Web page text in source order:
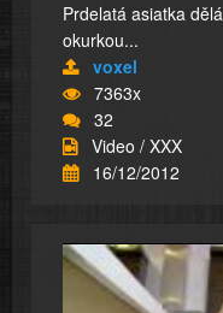
Prdelatá asiatka
okurkou...
voxel
7363x
32
Video / XXX
16/12/2012